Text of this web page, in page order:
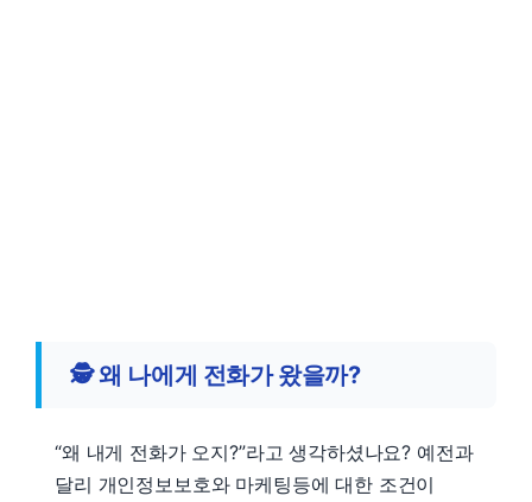
🕵️왜 나에게 전화가 왔을까?
“왜 내게 전화가 오지?”라고 생각하셨나요? 예전과
달리 개인정보보호와 마케팅등에 대한 조건이